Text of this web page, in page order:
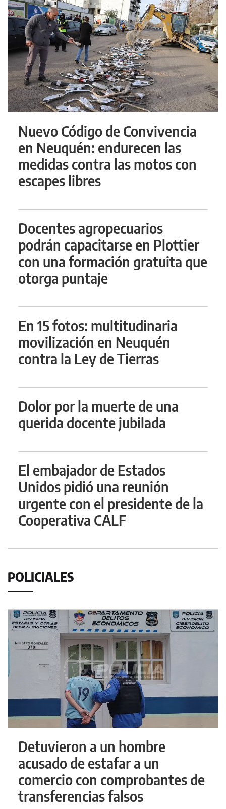
Nuevo Código de Convivencia
en Neuquén: endurecen las
medidas contra las motos con
escapes libres
Docentes agropecuarios
podrán capacitarse en Plottier
con una formación gratuita que
otorga puntaje
En 15 fotos: multitudinaria
movilización en Neuquén
contra la Ley de Tierras
Dolor por la muerte de una
querida docente jubilada
El embajador de Estados
Unidos pidió una reunión
urgente con el presidente de la
Cooperativa CALF
POLICIALES
Detuvieron a un hombre
acusado de estafar a un
comercio con comprobantes de
transferencias falsos